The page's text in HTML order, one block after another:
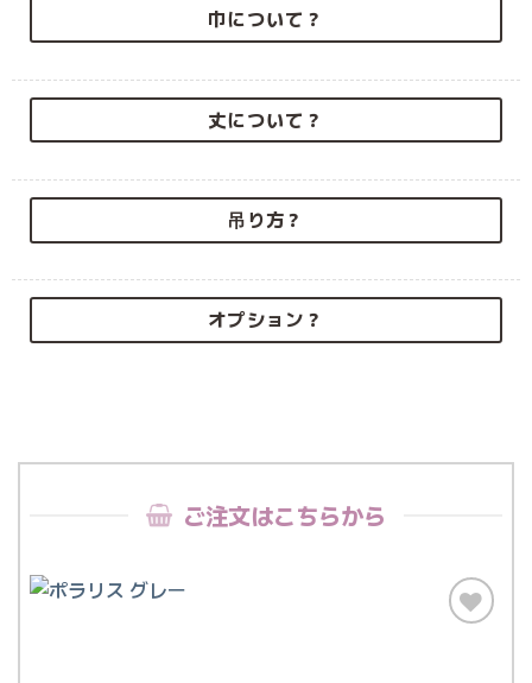
巾について？
丈について？
吊り方？
オプション？
ご注文はこちらから